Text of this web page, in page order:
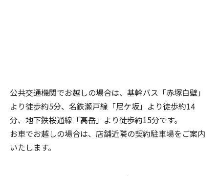
公共交通機関でお越しの場合は、基幹バス「赤塚白壁」
より徒歩約5分、名鉄瀬戸線「尼ケ坂」より徒歩約14
分、地下鉄桜通線「高岳」より徒歩約15分です。
お車でお越しの場合は、店舗近隣の契約駐車場をご案内
いたします。